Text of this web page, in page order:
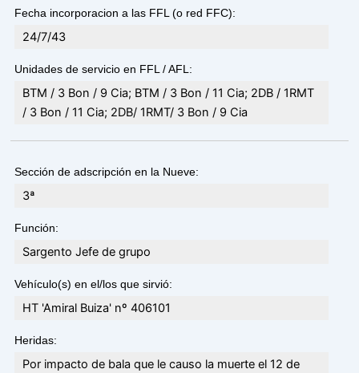
Fecha incorporacion a las FFL (o red FFC):
24/7/43
Unidades de servicio en FFL / AFL:
BTM / 3 Bon / 9 Cia; BTM / 3 Bon / 11 Cia; 2DB / 1RMT
/ 3 Bon / 11 Cia; 2DB/ 1RMT/ 3 Bon / 9 Cia
Sección de adscripción en la Nueve:
3ª
Función:
Sargento Jefe de grupo
Vehículo(s) en el/los que sirvió:
HT 'Amiral Buiza' nº 406101
Heridas:
Por impacto de bala que le causo la muerte el 12 de